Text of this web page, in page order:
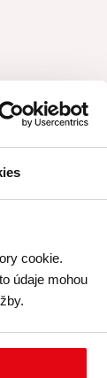
cookie.
údaje mohou